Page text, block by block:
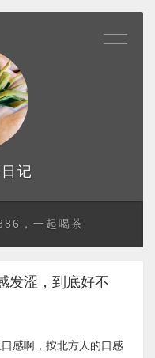
记
，一起喝茶
发涩，到底好不
感啊，按北方人的口感